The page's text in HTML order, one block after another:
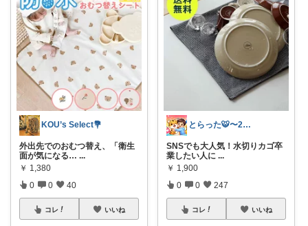
KOU’s Select💐
外出先でのおむつ替え、「衛生
面が気になる… ...
￥ 1,380
0 0 40
コレ いいね
とらった🐯〜2児パパの黙示録〜
SNSでも大人気！水切りカゴ卒
業したい人に ...
￥ 1,900
0 0 247
コレ いいね